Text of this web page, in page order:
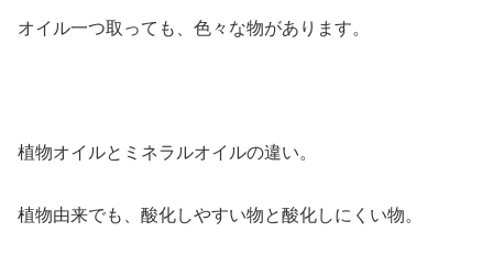
オイル一つ取っても、色々な物があります。
植物オイルとミネラルオイルの違い。
植物由来でも、酸化しやすい物と酸化しにくい物。